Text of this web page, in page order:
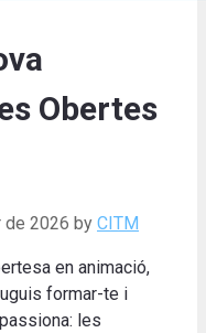
Obertes
de 2026 by CITM
en animació,
formar-te i
les